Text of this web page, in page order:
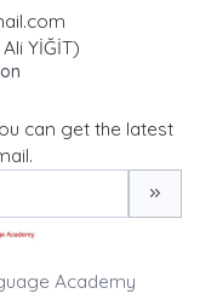
YİĞİT)
can get the latest
Academy